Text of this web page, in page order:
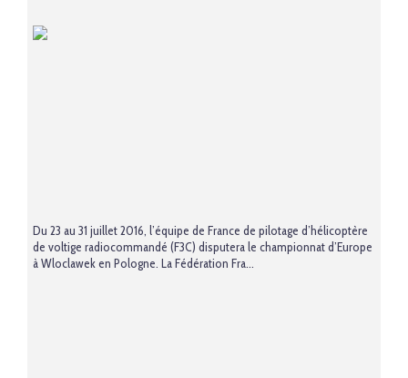
Du 23 au 31 juillet 2016, l’équipe de France de pilotage d’hélicoptère
de voltige radiocommandé (F3C) disputera le championnat d’Europe
à Wloclawek en Pologne. La Fédération Fra...